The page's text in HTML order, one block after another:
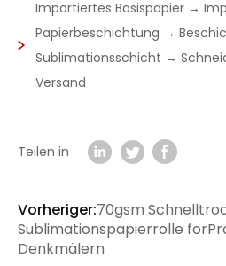
Importiertes Basispapier →
Papierbeschichtung →
Sublimationsschicht →
Versand
Teilen in
Vorheriger:70gsm
Sublimationspapierrolle
Denkmälern